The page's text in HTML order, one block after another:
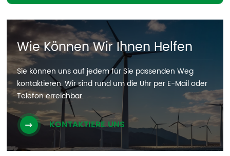
Wie Können Wir Ihnen Helfen
Sie können uns auf jedem für Sie passenden Weg
kontaktieren. Wir sind rund um die Uhr per E-Mail oder
Telefon erreichbar.
KONTAKTIERE UNS